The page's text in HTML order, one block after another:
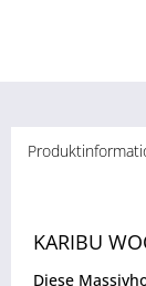
KARIBU
Diese